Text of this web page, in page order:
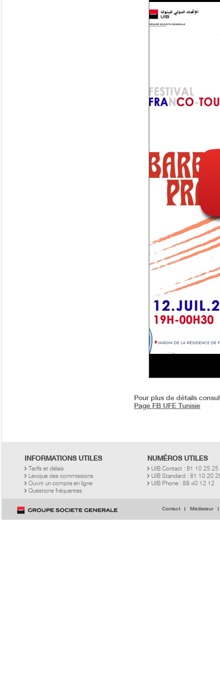
Pour plus de détails
Page FB UFE Tunisie
INFORMATIONS UTILES
Tarifs et délais
Lexique des commissions
Ouvrir un compte en ligne
Questions fréquentes
NUMÉROS UTILES
UIB Contact : 81 10 25 25
UIB Standard : 81 10 20
UIB Phone : 88 40 12 12
Contact Médiateur